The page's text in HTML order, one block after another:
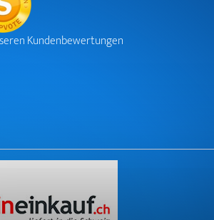
Kundenbewertungen